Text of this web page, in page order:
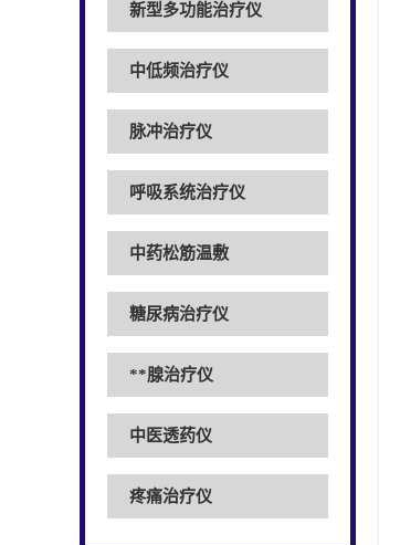
新型多功能治疗仪
中低频治疗仪
脉冲治疗仪
呼吸系统治疗仪
中药松筋温敷
糖尿病治疗仪
**腺治疗仪
中医透药仪
疼痛治疗仪